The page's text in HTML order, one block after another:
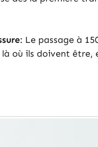
: Le passage à
où ils doivent